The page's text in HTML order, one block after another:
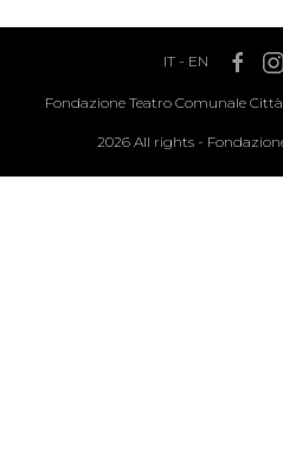
IT- EN
Fondazione Teatro Comunale Città
2026 All rights -